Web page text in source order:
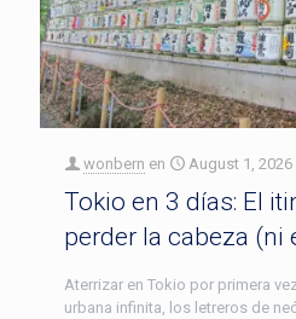
wonbern en August 1, 2026
Tokio en 3 días: El
perder la cabeza (ni
Aterrizar en Tokio por primera
urbana infinita, los letreros de